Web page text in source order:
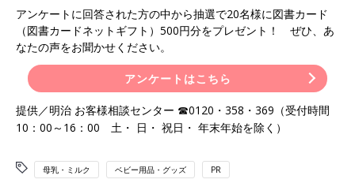
アンケートに回答された方の中から抽選で20名様に図書カード
（図書カードネットギフト）500円分をプレゼント！ ぜひ、あ
なたの声をお聞かせください。
アンケートはこちら
提供／明治 お客様相談センター ☎0120・358・369（受付時間
10：00～16：00 土・ 日・ 祝日・ 年末年始を除く）
母乳・ミルク ベビー用品・グッズ PR